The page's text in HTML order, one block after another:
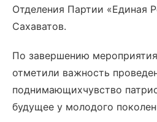
Отделения Партии «Единая
Сахаватов.
По завершению
отметили важность
поднимающихчувство
будущее у молодого